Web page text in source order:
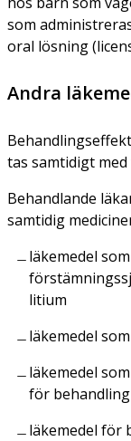
som
oral lösning
Andra
tas samtidigt med
Behandlande
samtidig
läkemedel
litium
läkemedel
läkemedel
för
läkemedel för